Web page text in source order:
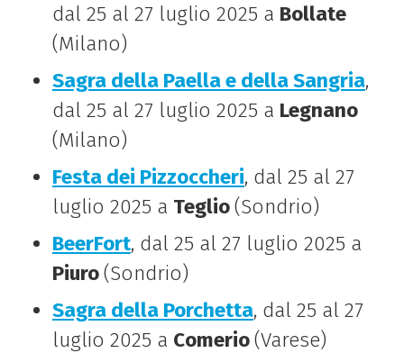
dal 25 al 27 luglio 2025 a Bollate
(Milano)
Sagra della Paella e della Sangria,
dal 25 al 27 luglio 2025 a Legnano
(Milano)
Festa dei Pizzoccheri, dal 25 al 27
luglio 2025 a Teglio(Sondrio)
BeerFort, dal 25 al 27 luglio 2025 a
Piuro(Sondrio)
Sagra della Porchetta, dal 25 al 27
luglio 2025 a Comerio(Varese)